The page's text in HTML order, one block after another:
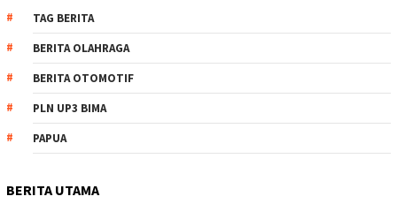
TAG BERITA
BERITA OLAHRAGA
BERITA OTOMOTIF
PLN UP3 BIMA
PAPUA
BERITA UTAMA